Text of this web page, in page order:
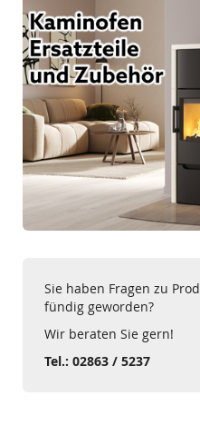
Sie haben Fragen zu
fündig geworden?
Wir beraten Sie gern!
Tel.: 02863 / 5237